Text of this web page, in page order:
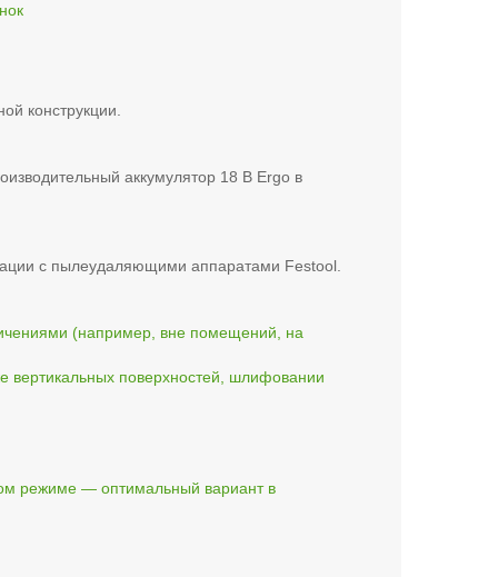
конструкции.
аккумулятор 18 В Ergo в
с пылеудаляющими аппаратами Festool.
(например, вне помещений, на
вертикальных поверхностей, шлифовании
режиме — оптимальный вариант в